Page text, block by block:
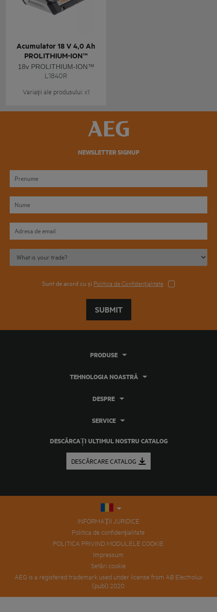
Acumulator 18 V 4,0 Ah
PROLITHIUM-ION™
18v PROLITHIUM-ION™
L1840R
Variații ale produsului: x1
NEWSLETTER SIGNUP
Sunt de acord cu și Politica de Confidențialitate
SUBMIT
DESCĂRCAȚI ULTIMUL NOSTRU CATALOG
DESCĂRCARE CATALOG
PRODUSE
TEHNOLOGIA NOASTRĂ
DESPRE
SERVICE
INFORMAȚII JURIDICE
Politica de confidențialitate
POLITICA PRIVIND MODULELE COOKIE
Impressum
Setări cookie
AEG is a registered trademark used under license from AB Electrolux
(publ) 2020